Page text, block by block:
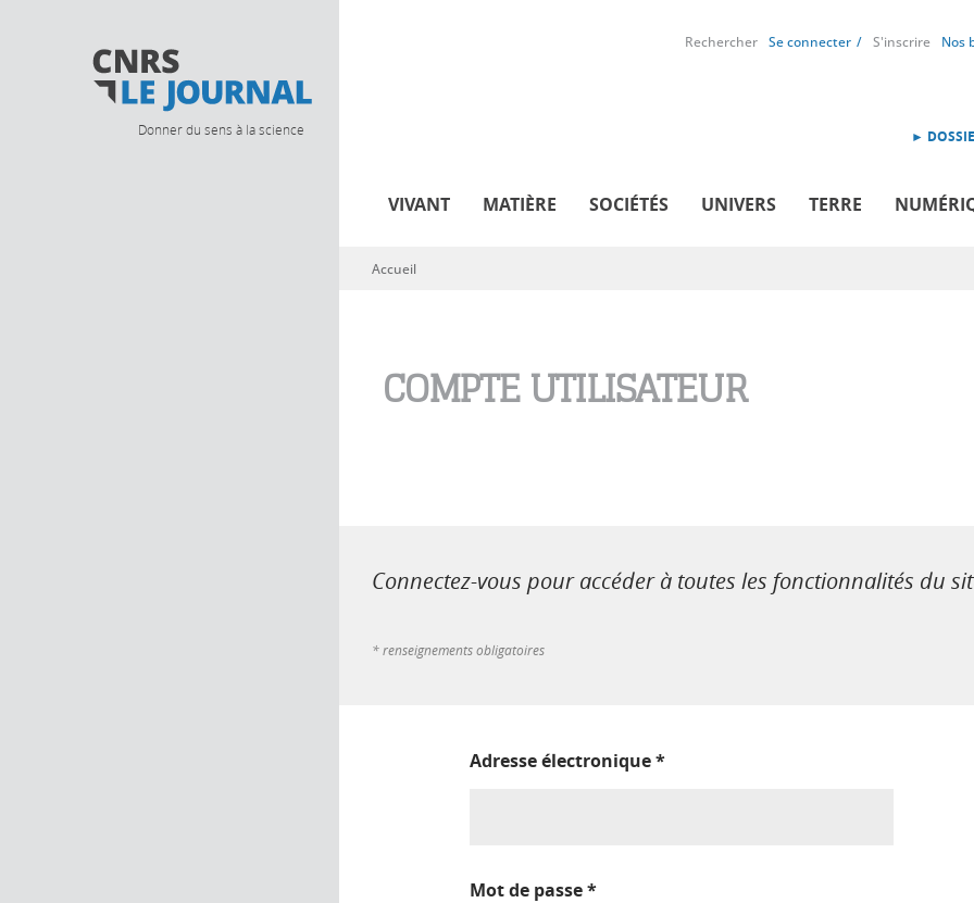
Donner du sens à la science
Rechercher Se connecter S'inscrire Nos
►
VIVANT MATIÈRE SOCIÉTÉS UNIVERS TERRE
Vous êtes ici
Accueil
COMPTE UTILISATEUR
Connectez-vous pour accéder à toutes les fonctionnalités du
* renseignements obligatoires
Adresse électronique*
Mot de passe*